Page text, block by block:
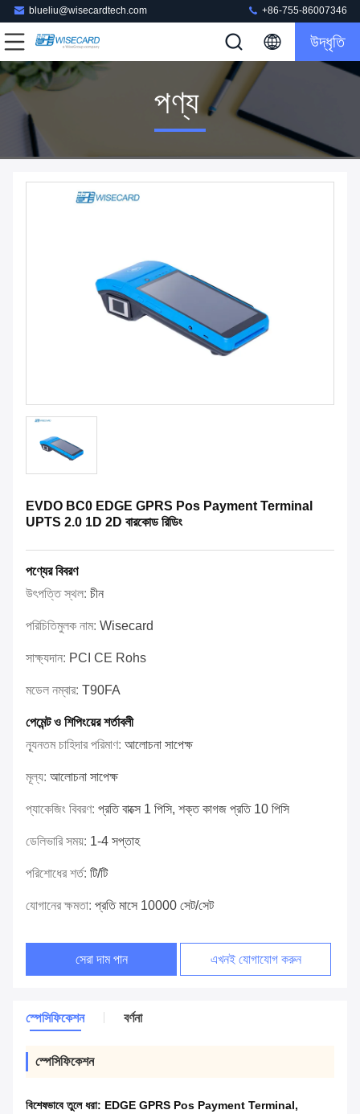
blueliu@wisecardtech.com +86-755-86007346
উদ্ধৃতি
পণ্য
EVDO BC0 EDGE GPRS Pos Payment Terminal
UPTS 2.0 1D 2D বারকোড রিডিং
পণ্যের বিবরণ
উৎপত্তি স্থল: চীন
পরিচিতিমুলক নাম: Wisecard
সাক্ষ্যদান: PCI CE Rohs
মডেল নম্বার: T90FA
পেমেন্ট ও শিপিংয়ের শর্তাবলী
ন্যূনতম চাহিদার পরিমাণ: আলোচনা সাপেক্ষ
মূল্য: আলোচনা সাপেক্ষ
প্যাকেজিং বিবরণ: প্রতি বাক্সে 1 পিসি, শক্ত কাগজ প্রতি 10 পিসি
ডেলিভারি সময়: 1-4 সপ্তাহ
পরিশোধের শর্ত: টি/টি
যোগানের ক্ষমতা: প্রতি মাসে 10000 সেট/সেট
সেরা দাম পান এখনই যোগাযোগ করুন
স্পেসিফিকেশন বর্ণনা
স্পেসিফিকেশন
বিশেষভাবে তুলে ধরা: EDGE GPRS Pos Payment Terminal,